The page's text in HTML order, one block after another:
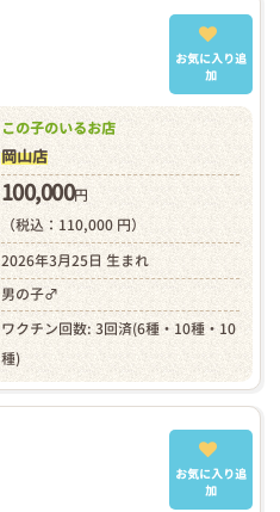
お気に入り追
加
この子のいるお店
岡山店
100,000円
（税込：110,000 円）
2026年3月25日 生まれ
男の子♂
ワクチン回数: 3回済(6種・10種・10
種)
お気に入り追
加